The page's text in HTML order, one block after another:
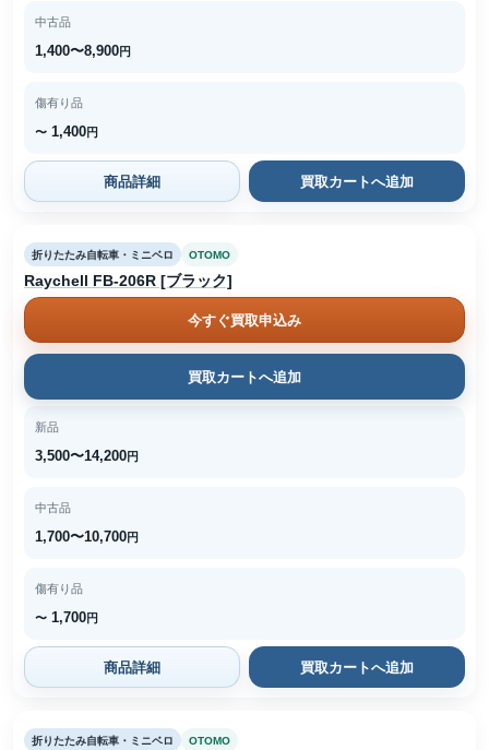
中古品
1,400〜8,900円
傷有り品
〜 1,400円
商品詳細 買取カートへ追加
折りたたみ自転車・ミニベロ OTOMO
Raychell FB-206R [ブラック]
今すぐ買取申込み
買取カートへ追加
新品
3,500〜14,200円
中古品
1,700〜10,700円
傷有り品
〜 1,700円
商品詳細 買取カートへ追加
折りたたみ自転車・ミニベロ OTOMO